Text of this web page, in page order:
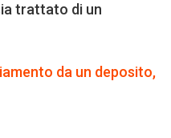
trattato di un